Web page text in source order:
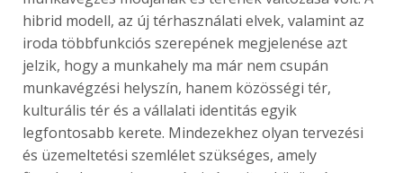
hibrid modell, az új térhasználati elvek, valamint az
iroda többfunkciós szerepének megjelenése azt
jelzik, hogy a munkahely ma már nem csupán
munkavégzési helyszín, hanem közösségi tér,
kulturális tér és a vállalati identitás egyik
legfontosabb kerete. Mindezekhez olyan tervezési
és üzemeltetési szemlélet szükséges, amely